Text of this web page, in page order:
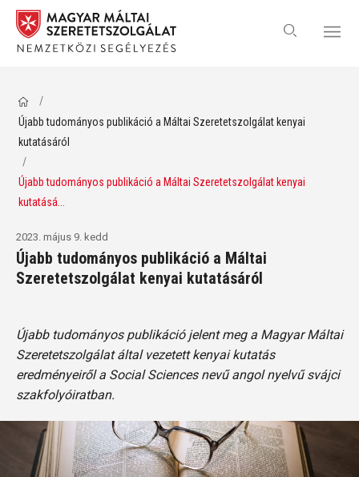
/
Újabb tudományos publikáció a Máltai Szeretetszolgálat kenyai
kutatásáról
/
Újabb tudományos publikáció a Máltai Szeretetszolgálat kenyai
kutatásá...
2023. május 9. kedd
Újabb tudományos publikáció a Máltai
Szeretetszolgálat kenyai kutatásáról
Újabb tudományos publikáció jelent meg a Magyar Máltai
Szeretetszolgálat által vezetett kenyai kutatás
eredményeiről a Social Sciences nevű angol nyelvű svájci
szakfolyóiratban.